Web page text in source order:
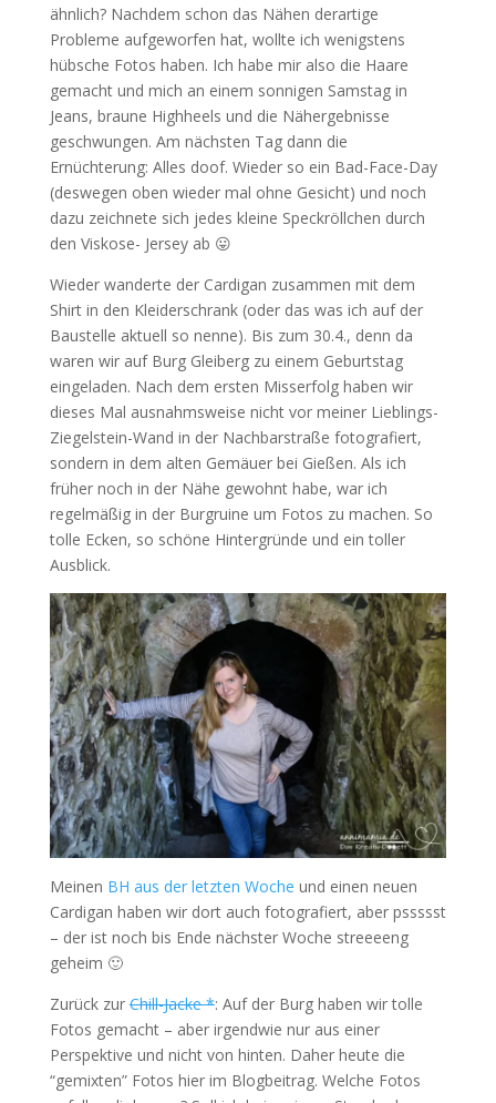
ähnlich? Nachdem schon das Nähen derartige
Probleme aufgeworfen hat, wollte ich wenigstens
hübsche Fotos haben. Ich habe mir also die Haare
gemacht und mich an einem sonnigen Samstag in
Jeans, braune Highheels und die Nähergebnisse
geschwungen. Am nächsten Tag dann die
Ernüchterung: Alles doof. Wieder so ein Bad-Face-Day
(deswegen oben wieder mal ohne Gesicht) und noch
dazu zeichnete sich jedes kleine Speckröllchen durch
den Viskose- Jersey ab 😛
Wieder wanderte der Cardigan zusammen mit dem
Shirt in den Kleiderschrank (oder das was ich auf der
Baustelle aktuell so nenne). Bis zum 30.4., denn da
waren wir auf Burg Gleiberg zu einem Geburtstag
eingeladen. Nach dem ersten Misserfolg haben wir
dieses Mal ausnahmsweise nicht vor meiner Lieblings-
Ziegelstein-Wand in der Nachbarstraße fotografiert,
sondern in dem alten Gemäuer bei Gießen. Als ich
früher noch in der Nähe gewohnt habe, war ich
regelmäßig in der Burgruine um Fotos zu machen. So
tolle Ecken, so schöne Hintergründe und ein toller
Ausblick.
Meinen BH aus der letzten Woche und einen neuen
Cardigan haben wir dort auch fotografiert, aber pssssst
– der ist noch bis Ende nächster Woche streeeeng
geheim 🙂
Zurück zurChill-Jacke *: Auf der Burg haben wir tolle
Fotos gemacht – aber irgendwie nur aus einer
Perspektive und nicht von hinten. Daher heute die
“gemixten” Fotos hier im Blogbeitrag. Welche Fotos